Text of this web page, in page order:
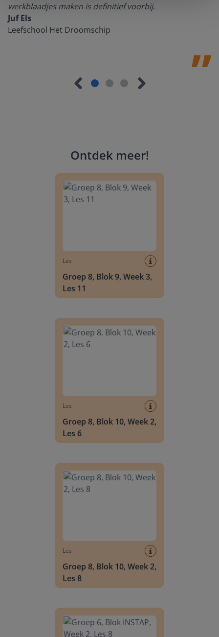
werkblaadjes maken is definitief voorbij.
Juf Els
Leefschool Het Droomschip
Ontdek meer!
Les
Groep 8, Blok 9, Week 3,
Les 11
Les
Groep 8, Blok 10, Week 2,
Les 6
Les
Groep 8, Blok 10, Week 2,
Les 8